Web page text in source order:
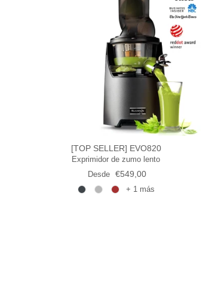
[TOP SELLER] EVO820
Exprimidor de zumo lento
Precio normal
Desde €549,00
+ 1 más